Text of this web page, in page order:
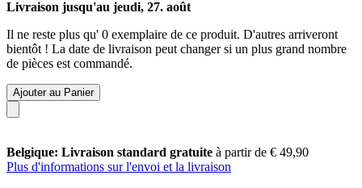
Livraison jusqu'au jeudi, 27. août
Il ne reste plus qu' 0 exemplaire de ce produit. D'autres arriveront
bientôt ! La date de livraison peut changer si un plus grand nombre
de pièces est commandé.
Ajouter au Panier
Belgique: Livraison standard gratuite à partir de € 49,90
Plus d'informations sur l'envoi et la livraison